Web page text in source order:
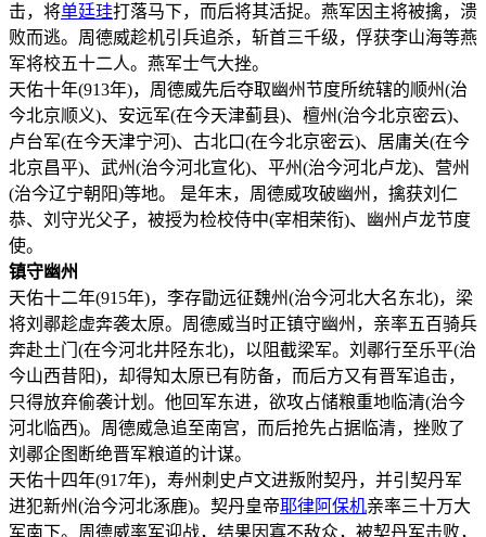
击，将单廷珪打落马下，而后将其活捉。燕军因主将被擒，溃
败而逃。周德威趁机引兵追杀，斩首三千级，俘获李山海等燕
军将校五十二人。燕军士气大挫。
天佑十年(913年)，周德威先后夺取幽州节度所统辖的顺州(治
今北京顺义)、安远军(在今天津蓟县)、檀州(治今北京密云)、
卢台军(在今天津宁河)、古北口(在今北京密云)、居庸关(在今
北京昌平)、武州(治今河北宣化)、平州(治今河北卢龙)、营州
(治今辽宁朝阳)等地。 是年末，周德威攻破幽州，擒获刘仁
恭、刘守光父子，被授为检校侍中(宰相荣衔)、幽州卢龙节度
使。
镇守幽州
天佑十二年(915年)，李存勖远征魏州(治今河北大名东北)，梁
将刘鄩趁虚奔袭太原。周德威当时正镇守幽州，亲率五百骑兵
奔赴土门(在今河北井陉东北)，以阻截梁军。刘鄩行至乐平(治
今山西昔阳)，却得知太原已有防备，而后方又有晋军追击，
只得放弃偷袭计划。他回军东进，欲攻占储粮重地临清(治今
河北临西)。周德威急追至南宫，而后抢先占据临清，挫败了
刘鄩企图断绝晋军粮道的计谋。
天佑十四年(917年)，寿州刺史卢文进叛附契丹，并引契丹军
进犯新州(治今河北涿鹿)。契丹皇帝耶律阿保机亲率三十万大
军南下。周德威率军迎战，结果因寡不敌众，被契丹军击败，